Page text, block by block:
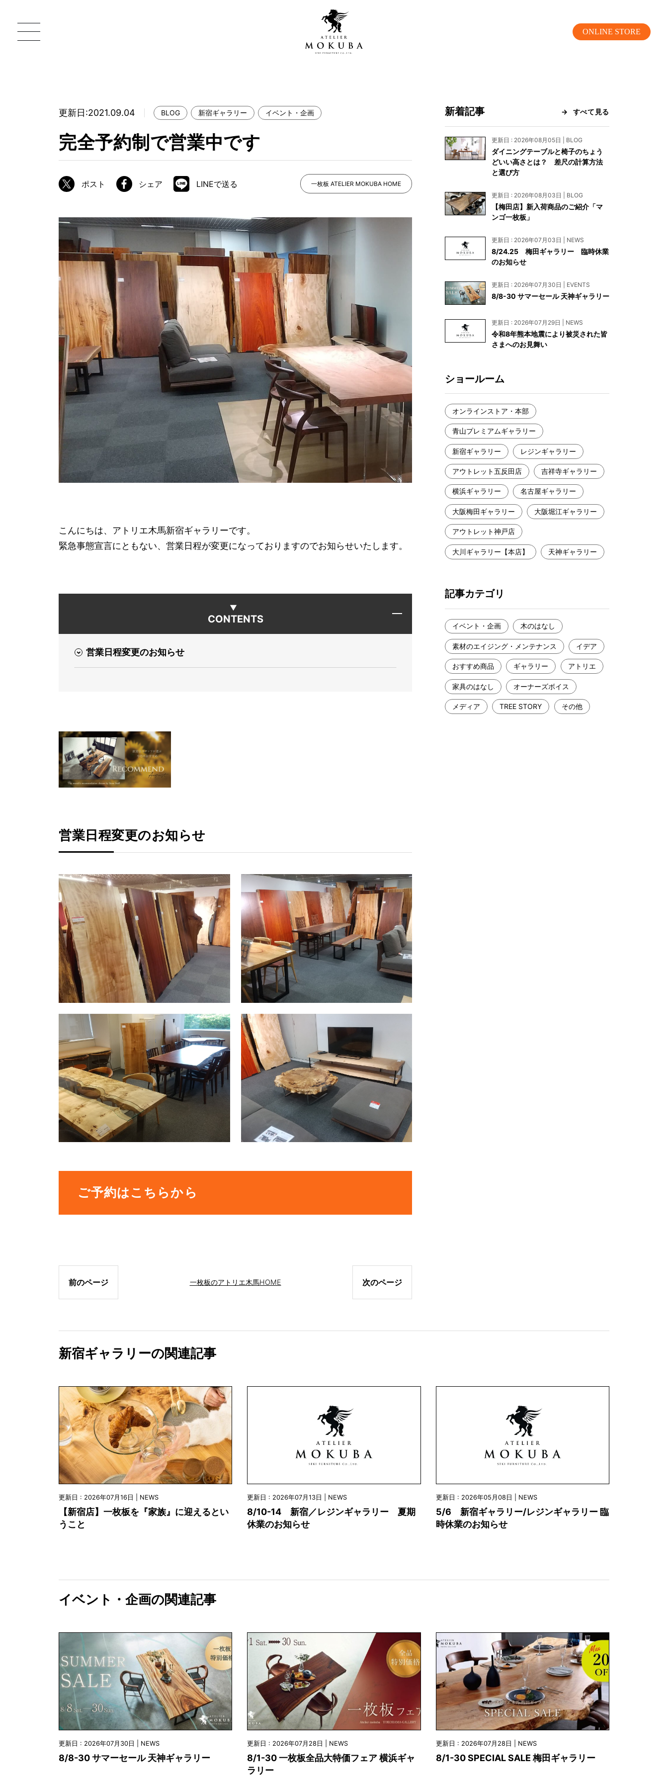
ONLINE STORE
MOKUBA について
製造工程
加工技術
商品情報
ATELIER MOKUBAの一枚板テーブル
ATELIER MOKUBAの一枚板×異素材
特別なダイニングチェア
一枚板用のテーブル脚
樹種紹介
コーディネート集
メンテナンス方法
青山プレミアムギャラリー
吉祥寺ギャラリー
名古屋ギャラリー
大阪梅田ギャラリー
アウトレット神戸店
大川ギャラリー【本店】
天神ギャラリー
公式オンラインストア
WEBカタログ
納品事例
納品事例（住宅・インテリア）
納品事例（店舗・オフィス）
EVENT
メディア美術協力実績
よくあるご質問
お問い合わせ
資料請求
工務店様・設計会社様向けお問い合わせ
一枚板買い取りに関して
更新日:2021.09.04 BLOG 新宿ギャラリー イベント・企画
完全予約制で営業中です
ポスト シェア LINEで送る 一枚板 ATELIER MOKUBA HOME
こんにちは、アトリエ木馬新宿ギャラリーです。
緊急事態宣言にともない、営業日程が変更になっておりますのでお知らせいたします。
CONTENTS
営業日程変更のお知らせ
営業日程変更のお知らせ
ご予約はこちらから
一枚板のアトリエ木馬HOME
前のページ 次のページ
新着記事 すべて見る
更新日 : 2026年08月05日 | BLOG
ダイニングテーブルと椅子のちょう
どいい高さとは？ 差尺の計算方法
と選び方
更新日 : 2026年08月03日 | BLOG
【梅田店】新入荷商品のご紹介「マ
ンゴ一枚板」
更新日 : 2026年07月03日 | NEWS
8/24.25 梅田ギャラリー 臨時休業
のお知らせ
更新日 : 2026年07月30日 | EVENTS
8/8-30 サマーセール 天神ギャラリー
更新日 : 2026年07月29日 | NEWS
令和8年熊本地震により被災された皆
さまへのお見舞い
ショールーム
オンラインストア・本部
青山プレミアムギャラリー
新宿ギャラリー レジンギャラリー
アウトレット五反田店 吉祥寺ギャラリー
横浜ギャラリー 名古屋ギャラリー
大阪梅田ギャラリー 大阪堀江ギャラリー
アウトレット神戸店
大川ギャラリー【本店】 天神ギャラリー
記事カテゴリ
イベント・企画 木のはなし
素材のエイジング・メンテナンス イデア
おすすめ商品 ギャラリー アトリエ
家具のはなし オーナーズボイス
メディア TREE STORY その他
新宿ギャラリーの関連記事
更新日 : 2026年07月16日 | NEWS
【新宿店】一枚板を『家族』に迎えるとい
うこと
更新日 : 2026年07月13日 | NEWS
8/10-14 新宿／レジンギャラリー 夏期
休業のお知らせ
更新日 : 2026年05月08日 | NEWS
5/6 新宿ギャラリー/レジンギャラリー 臨
時休業のお知らせ
イベント・企画の関連記事
更新日 : 2026年07月30日 | NEWS
8/8-30 サマーセール 天神ギャラリー
更新日 : 2026年07月28日 | NEWS
8/1-30 一枚板全品大特価フェア 横浜ギャ
ラリー
更新日 : 2026年07月28日 | NEWS
8/1-30 SPECIAL SALE 梅田ギャラリー